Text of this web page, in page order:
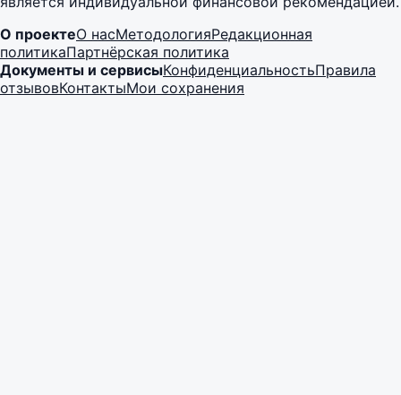
О проектеО насМетодологияРедакционная
политикаПартнёрская политика
Документы и сервисыКонфиденциальностьПравила
отзывовКонтактыМои сохранения